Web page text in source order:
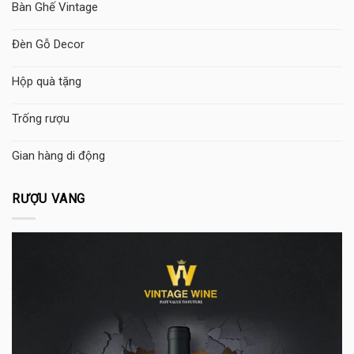
Bàn Ghế Vintage
Đèn Gỗ Decor
Hộp quà tặng
Trống rượu
Gian hàng di động
RƯỢU VANG